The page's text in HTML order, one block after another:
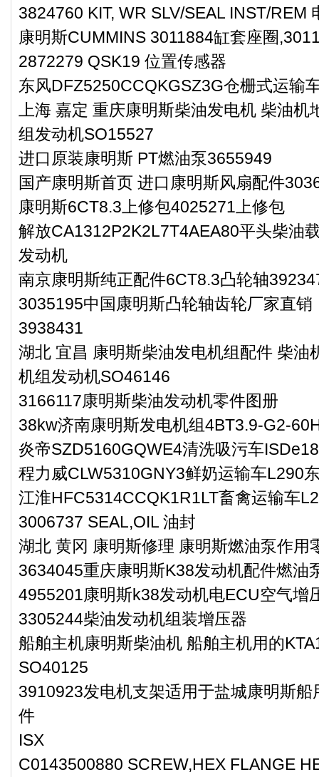
3824760 KIT, WR SLV/SEAL INST/REM
康明斯CUMMINS 3011884缸套座圈
2872279 QSK19 位置传感器
东风DFZ5250CCQKGSZ3G仓栅式运输
上海 嘉定 重庆康明斯柴油发电机 柴油
组发动机SO15527
进口原装康明斯 PT燃油泵3655949
国产康明斯首页 进口康明斯风扇配件
康明斯6CT8.3上修包4025271上修包
解放CA1312P2K2L7T4AEA80平头柴油
发动机
南京康明斯纯正配件6CT8.3凸轮轴
3035195中国康明斯凸轮轴齿轮厂家直销
3938431
湖北 宜昌 康明斯柴油发电机组配件 柴油
机组发动机SO46146
3166117康明斯柴油发动机零件图册
38kw济南康明斯发电机组4BT3.9-G2-
炎帝SZD5160GQWE4清洗吸污车
程力威CLW5310GNY3鲜奶运输车L290
江淮HFC5314CCQK1R1LT畜禽运输车
3006737 SEAL,OIL 油封
湖北 黄冈 康明斯修理 康明斯燃油泵作用
3634045重庆康明斯K38发动机配件燃油
4955201康明斯k38发动机电ECU空气增
3305244柴油发动机组装增压器
船舶主机康明斯柴油机 船舶主机用的
SO40125
3910923发电机支架适用于盐城康明斯
件
ISX
C0143500880 SCREW,HEX FLANGE